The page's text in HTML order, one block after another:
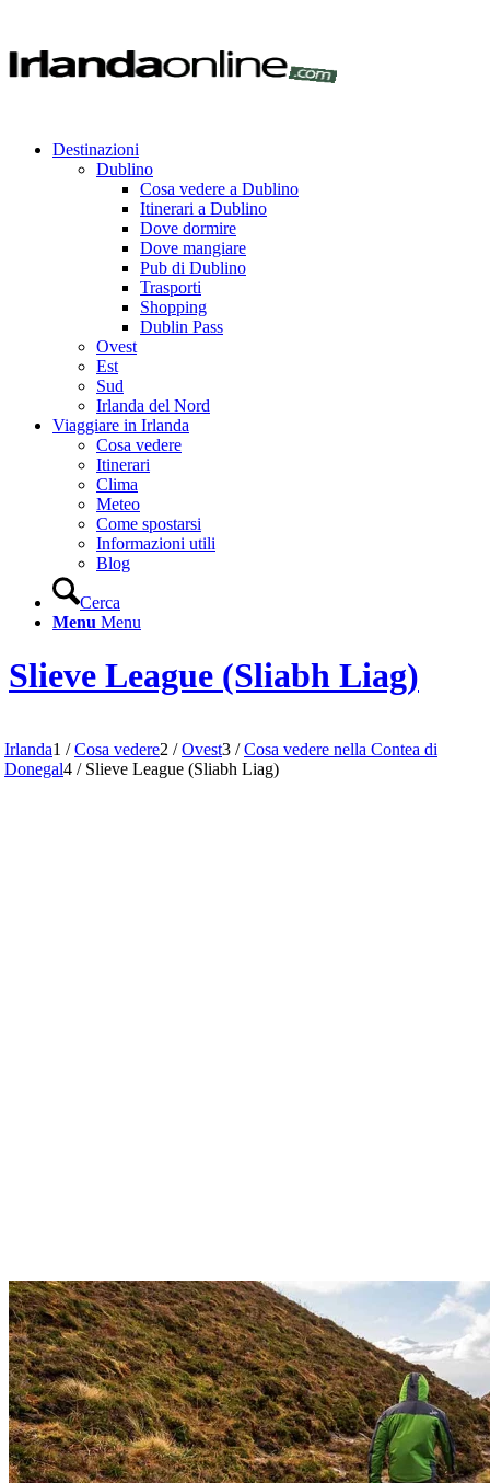
Destinazioni
Dublino
Cosa vedere a Dublino
Itinerari a Dublino
Dove dormire
Dove mangiare
Pub di Dublino
Trasporti
Shopping
Dublin Pass
Ovest
Est
Sud
Irlanda del Nord
Viaggiare in Irlanda
Cosa vedere
Itinerari
Clima
Meteo
Come spostarsi
Informazioni utili
Blog
Cerca
Menu Menu
Slieve League (Sliabh Liag)
Irlanda1 / Cosa vedere2 / Ovest3 / Cosa vedere nella Contea di
Donegal4 / Slieve League (Sliabh Liag)